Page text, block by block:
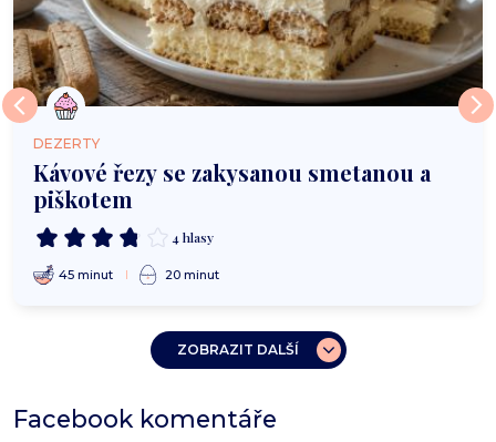
DEZERTY
Kávové řezy se zakysanou smetanou a
piškotem
4 hlasy
45 minut 20 minut
ZOBRAZIT DALŠÍ
Facebook komentáře